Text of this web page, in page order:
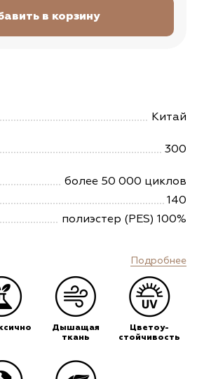
Китай
300
более 50 000 циклов
140
полиэстер (PES) 100%
Подробнее
Дышащая
ткань
Цветоу-
стойчивость